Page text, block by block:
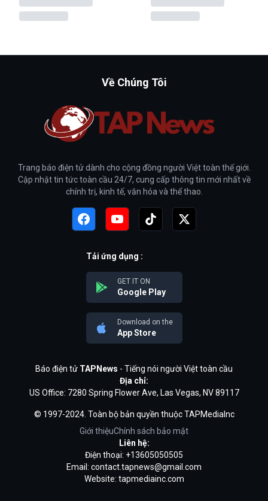
Về Chúng Tôi
Trang báo điện tử dành cho cộng đồng người Việt toàn thế giới.
Cập nhật tin tức toàn cầu 24/7, cung cấp thông tin mới nhất về
chính trị, kinh tế, văn hóa và thể thao.
Tải ứng dụng :
GET IT ON
Google Play
Download on the
App Store
Báo điện tử TAPNews - Tiếng nói người Việt toàn cầu
Địa chỉ:
US Office: 7280 Spring Flower Ave, Las Vegas, NV 89117
© 1997-2024. Toàn bộ bản quyền thuộc TAPMediaInc
Giới thiệuChính sách bảo mật
Liên hệ:
Điện thoại: +13605050505
Email: contact.tapnews@gmail.com
Website: tapmediainc.com